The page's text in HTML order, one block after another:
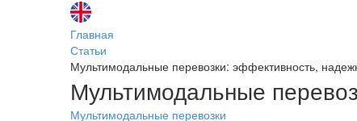
Главная
Статьи
Мультимодальные перевозки: эффективность,
Мультимодальные
Мультимодальные перевозки